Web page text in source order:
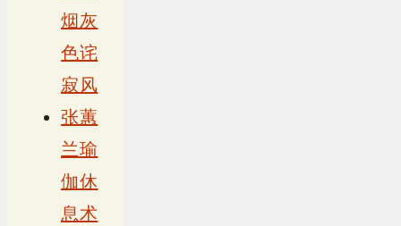
烟灰
色诧
寂风
张蕙
兰瑜
伽休
息术